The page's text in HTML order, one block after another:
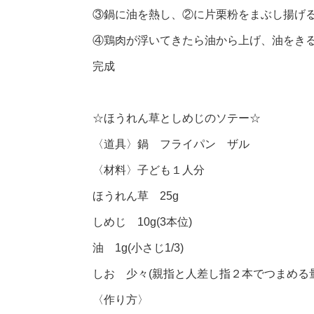
③鍋に油を熱し、②に片栗粉をまぶし揚げる
④鶏肉が浮いてきたら油から上げ、油をきる
完成
☆ほうれん草としめじのソテー☆
〈道具〉鍋 フライパン ザル
〈材料〉子ども１人分
ほうれん草 25g
しめじ 10g(3本位)
油 1g(小さじ1/3)
しお 少々(親指と人差し指２本でつまめる
〈作り方〉